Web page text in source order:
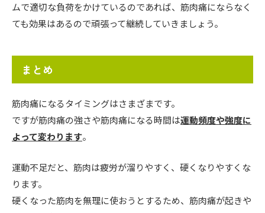
ムで適切な負荷をかけているのであれば、筋肉痛にならなく
ても効果はあるので頑張って継続していきましょう。
まとめ
筋肉痛になるタイミングはさまざまです。
ですが筋肉痛の強さや筋肉痛になる時間は運動頻度や強度に
よって変わります。
運動不足だと、筋肉は疲労が溜りやすく、硬くなりやすくな
ります。
硬くなった筋肉を無理に使おうとするため、筋肉痛が起きや